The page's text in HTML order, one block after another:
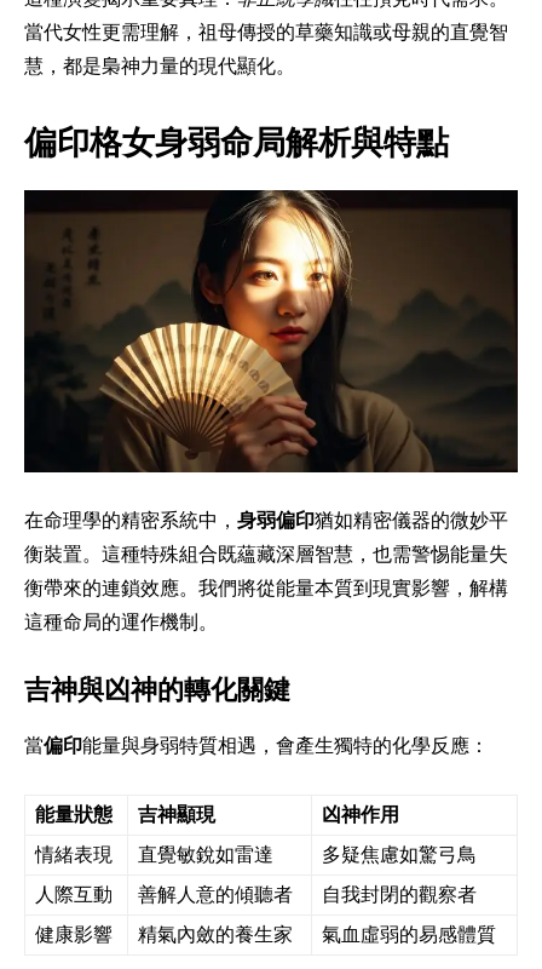
當代女性更需理解，祖母傳授的草藥知識或母親的直覺智
慧，都是梟神力量的現代顯化。
偏印格女身弱命局解析與特點
在命理學的精密系統中， 身弱偏印猶如精密儀器的微妙平
衡裝置。這種特殊組合既蘊藏深層智慧，也需警惕能量失
衡帶來的連鎖效應。我們將從能量本質到現實影響，解構
這種命局的運作機制。
吉神與凶神的轉化關鍵
當偏印能量與身弱特質相遇，會產生獨特的化學反應：
能量狀態 吉神顯現
凶神作用
情緒表現
直覺敏銳如雷達
多疑焦慮如驚弓鳥
人際互動
善解人意的傾聽者
自我封閉的觀察者
健康影響
精氣內斂的養生家 氣血虛弱的易感體質